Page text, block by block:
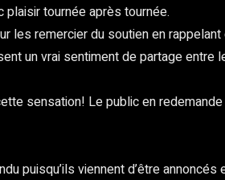
tournée après tournée.
les remercier du soutien en
un vrai sentiment de partage
sensation! Le public en
puisqu’ils viennent d’être